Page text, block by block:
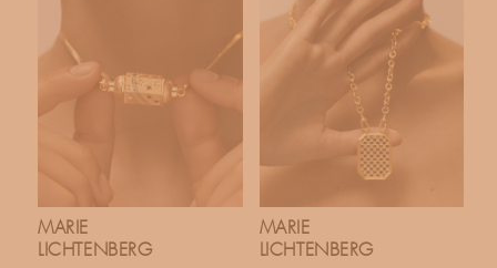
MARIE
LICHTENBERG
MARIE
LICHTENBERG